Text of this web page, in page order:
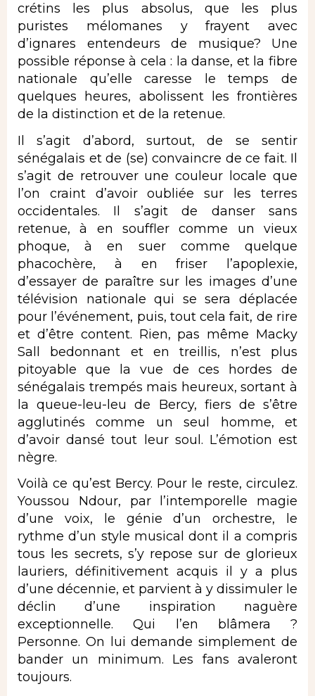
crétins les plus absolus, que les plus
puristes mélomanes y frayent avec
d’ignares entendeurs de musique? Une
possible réponse à cela : la danse, et la fibre
nationale qu’elle caresse le temps de
quelques heures, abolissent les frontières
de la distinction et de la retenue.
Il s’agit d’abord, surtout, de se sentir
sénégalais et de (se) convaincre de ce fait. Il
s’agit de retrouver une couleur locale que
l’on craint d’avoir oubliée sur les terres
occidentales. Il s’agit de danser sans
retenue, à en souffler comme un vieux
phoque, à en suer comme quelque
phacochère, à en friser l’apoplexie,
d’essayer de paraître sur les images d’une
télévision nationale qui se sera déplacée
pour l’événement, puis, tout cela fait, de rire
et d’être content. Rien, pas même Macky
Sall bedonnant et en treillis, n’est plus
pitoyable que la vue de ces hordes de
sénégalais trempés mais heureux, sortant à
la queue-leu-leu de Bercy, fiers de s’être
agglutinés comme un seul homme, et
d’avoir dansé tout leur soul. L’émotion est
nègre.
Voilà ce qu’est Bercy. Pour le reste, circulez.
Youssou Ndour, par l’intemporelle magie
d’une voix, le génie d’un orchestre, le
rythme d’un style musical dont il a compris
tous les secrets, s’y repose sur de glorieux
lauriers, définitivement acquis il y a plus
d’une décennie, et parvient à y dissimuler le
déclin d’une inspiration naguère
exceptionnelle. Qui l’en blâmera ?
Personne. On lui demande simplement de
bander un minimum. Les fans avaleront
toujours.